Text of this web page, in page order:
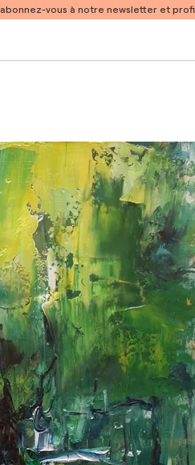
abonnez-vous à notre newsletter et